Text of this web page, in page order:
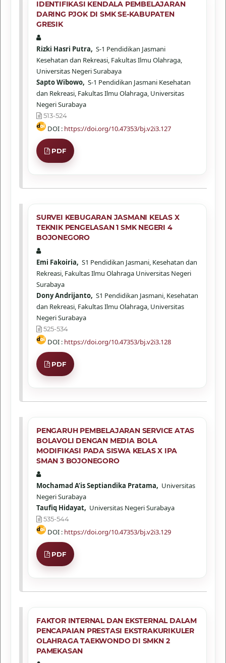
IDENTIFIKASI KENDALA PEMBELAJARAN
DARING PJOK DI SMK SE-KABUPATEN
GRESIK
Rizki Hasri Putra, S-1 Pendidikan Jasmani
Kesehatan dan Rekreasi, Fakultas Ilmu Olahraga,
Universitas Negeri Surabaya
Sapto Wibowo, S-1 Pendidikan Jasmani Kesehatan
dan Rekreasi, Fakultas Ilmu Olahraga, Universitas
Negeri Surabaya
513-524
DOI : https://doi.org/10.47353/bj.v2i3.127
PDF
SURVEI KEBUGARAN JASMANI KELAS X
TEKNIK PENGELASAN 1 SMK NEGERI 4
BOJONEGORO
Emi Fakoiria, S1 Pendidikan Jasmani, Kesehatan dan
Rekreasi, Fakultas Ilmu Olahraga Universitas Negeri
Surabaya
Dony Andrijanto, S1 Pendidikan Jasmani, Kesehatan
dan Rekreasi, Fakultas Ilmu Olahraga, Universitas
Negeri Surabaya
525-534
DOI : https://doi.org/10.47353/bj.v2i3.128
PDF
PENGARUH PEMBELAJARAN SERVICE ATAS
BOLAVOLI DENGAN MEDIA BOLA
MODIFIKASI PADA SISWA KELAS X IPA
SMAN 3 BOJONEGORO
Mochamad A’is Septiandika Pratama, Universitas
Negeri Surabaya
Taufiq Hidayat, Universitas Negeri Surabaya
535-544
DOI : https://doi.org/10.47353/bj.v2i3.129
PDF
FAKTOR INTERNAL DAN EKSTERNAL DALAM
PENCAPAIAN PRESTASI EKSTRAKURIKULER
OLAHRAGA TAEKWONDO DI SMKN 2
PAMEKASAN